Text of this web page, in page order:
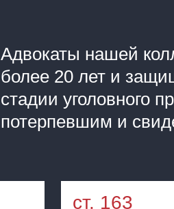
Адвокаты нашей
более 20 лет и
стадии уголовного
потерпевшим и
ст. 163